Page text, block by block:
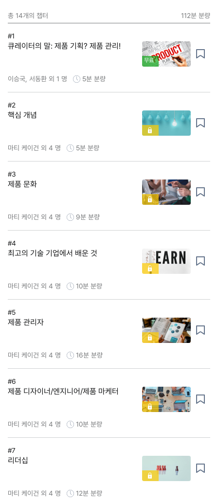
총 14개의 챕터 112분 분량
#1
큐레이터의 말: 제품 기획? 제품 관리!
무료
이승국, 서동환 외 1 명 5분 분량
#2
핵심 개념
마티 케이건 외 4 명 5분 분량
#3
제품 문화
마티 케이건 외 4 명 9분 분량
#4
최고의 기술 기업에서 배운 것
마티 케이건 외 4 명 10분 분량
#5
제품 관리자
마티 케이건 외 4 명 16분 분량
#6
제품 디자이너/엔지니어/제품 마케터
마티 케이건 외 4 명 10분 분량
#7
리더십
마티 케이건 외 4 명 12분 분량